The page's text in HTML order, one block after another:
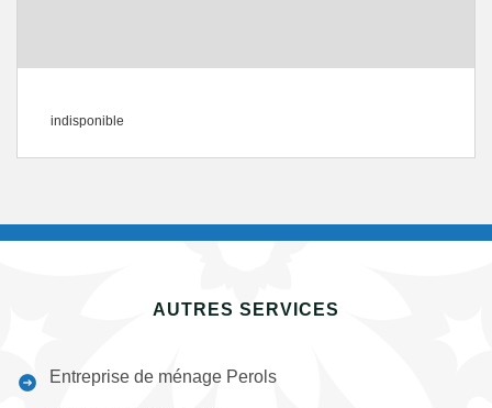
indisponible
AUTRES SERVICES
Entreprise de ménage Perols